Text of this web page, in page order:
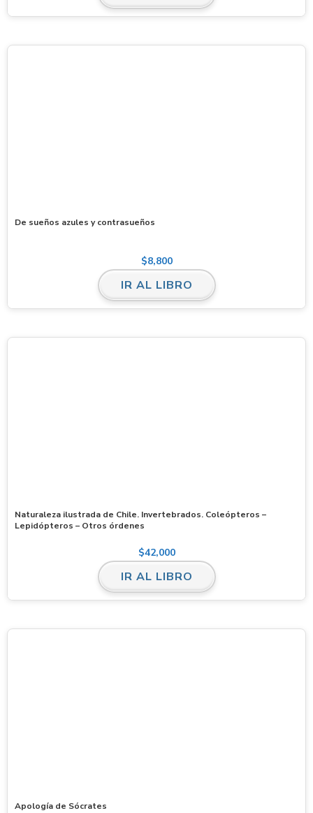
De sueños azules y contrasueños
$8,800
IR AL LIBRO
Naturaleza ilustrada de Chile. Invertebrados. Coleópteros –
Lepidópteros – Otros órdenes
$42,000
IR AL LIBRO
Apología de Sócrates